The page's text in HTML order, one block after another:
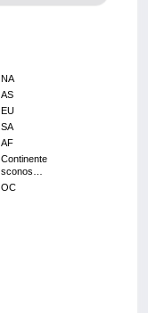
NA
AS
EU
SA
AF
Continente
sconos…
OC